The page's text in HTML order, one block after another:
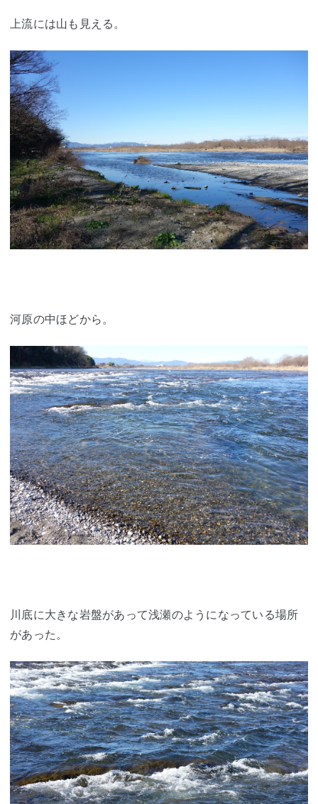
上流には山も見える。
河原の中ほどから。
川底に大きな岩盤があって浅瀬のようになっている場所
があった。